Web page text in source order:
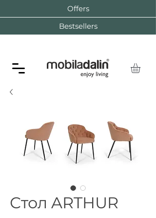
Offers
Bestsellers
Стол ARTHUR